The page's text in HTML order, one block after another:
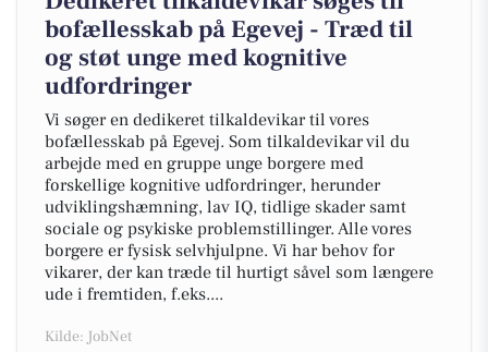
bofællesskab på Egevej - Træd til
og støt unge med kognitive
udfordringer
Vi søger en dedikeret tilkaldevikar til vores
bofællesskab på Egevej. Som tilkaldevikar vil du
arbejde med en gruppe unge borgere med
forskellige kognitive udfordringer, herunder
udviklingshæmning, lav IQ, tidlige skader samt
sociale og psykiske problemstillinger. Alle vores
borgere er fysisk selvhjulpne. Vi har behov for
vikarer, der kan træde til hurtigt såvel som længere
ude i fremtiden, f.eks....
Kilde: JobNet